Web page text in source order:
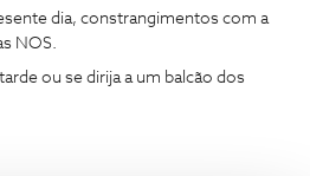
dia, constrangimentos com a
NOS.
ou se dirija a um balcão dos